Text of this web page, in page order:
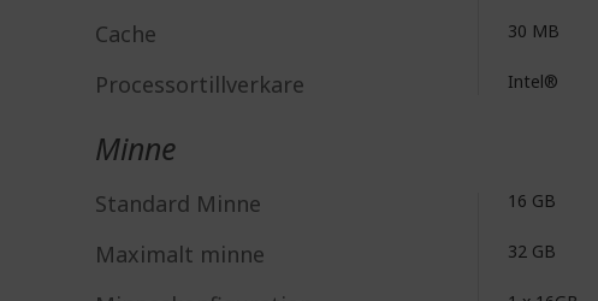
Cache 30 MB
Processortillverkare Intel®
Minne
Standard Minne 16 GB
Maximalt minne 32 GB